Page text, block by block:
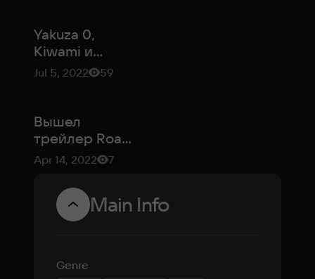
Yakuza 0,
Kiwami и
Kiwami 2
Pass в новой
подборке
Jul 5, 2022 59
Вышел
трейлер Road
96 — триллера
о побеге из
тоталитарной
страны
Apr 14, 2022 7
Main Info
Genre